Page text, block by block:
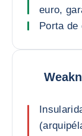
euro,
Porta de